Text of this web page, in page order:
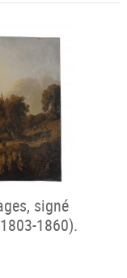
signé
1860).